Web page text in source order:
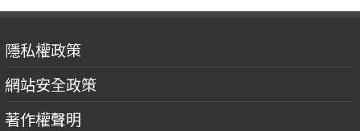
隱私權政策
網站安全政策
著作權聲明